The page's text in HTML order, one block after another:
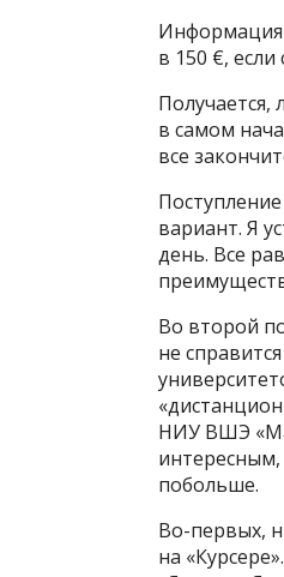
Информация
в 150 €,
Получается,
в самом
все
вариант. Я
день. Все
Во второй
не
НИУ ВШЭ
побольше.
Во-первых,
на